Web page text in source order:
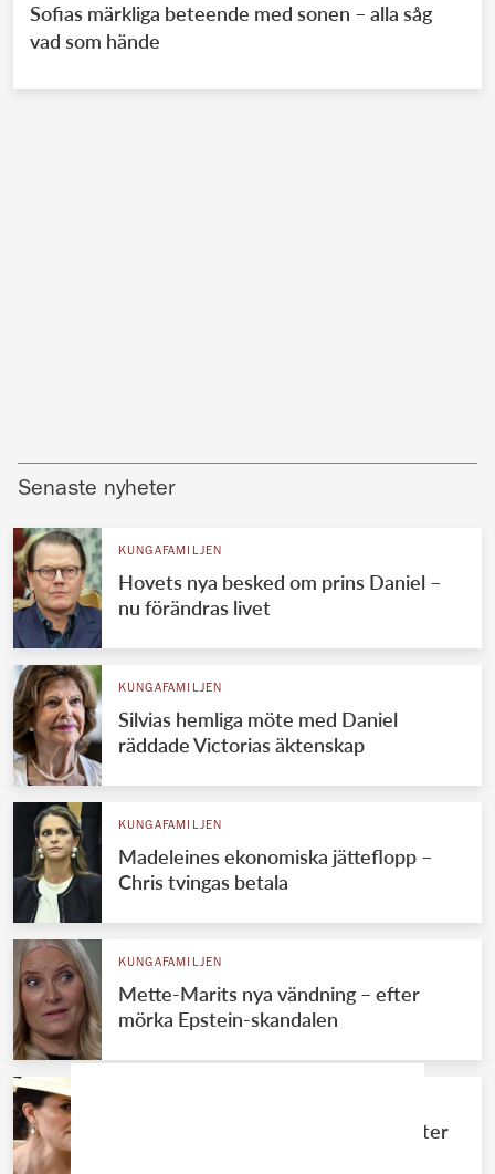
Sofias märkliga beteende med sonen – alla såg
vad som hände
Senaste nyheter
KUNGAFAMILJEN
Hovets nya besked om prins Daniel –
nu förändras livet
KUNGAFAMILJEN
Silvias hemliga möte med Daniel
räddade Victorias äktenskap
KUNGAFAMILJEN
Madeleines ekonomiska jätteflopp –
Chris tvingas betala
KUNGAFAMILJEN
Mette-Marits nya vändning – efter
mörka Epstein-skandalen
Stora förändringen för Victoria – efter